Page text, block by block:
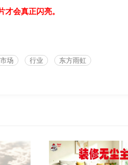
才会真正闪亮。
市场 行业 东方雨虹